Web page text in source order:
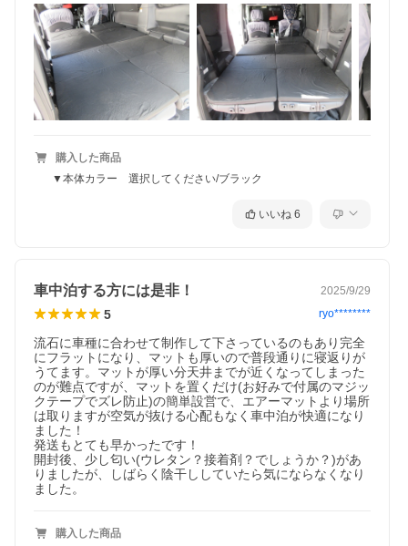
購入した商品
▼本体カラー 選択してください/ブラック
いいね 6
車中泊する方には是非！ 2025/9/29
5 ryo********
流石に車種に合わせて制作して下さっているのもあり完全
にフラットになり、マットも厚いので普段通りに寝返りが
うてます。マットが厚い分天井までが近くなってしまった
のが難点ですが、マットを置くだけ(お好みで付属のマジッ
クテープでズレ防止)の簡単設営で、エアーマットより場所
は取りますが空気が抜ける心配もなく車中泊が快適になり
ました！
発送もとても早かったです！
開封後、少し匂い(ウレタン？接着剤？でしょうか？)があ
りましたが、しばらく陰干ししていたら気にならなくなり
ました。
購入した商品